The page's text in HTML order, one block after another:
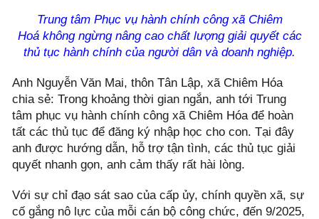
Trung tâm Phục vụ hành chính công xã Chiêm
Hoá không ngừng nâng cao chất lượng giải quyết các
thủ tục hành chính của người dân và doanh nghiệp.
Anh Nguyễn Văn Mai, thôn Tân Lập, xã Chiêm Hóa
chia sẻ: Trong khoảng thời gian ngắn, anh tới Trung
tâm phục vụ hành chính công xã Chiêm Hóa để hoàn
tất các thủ tục để đăng ký nhập học cho con. Tại đây
anh được hướng dẫn, hỗ trợ tận tình, các thủ tục giải
quyết nhanh gọn, anh cảm thấy rất hài lòng.
Với sự chỉ đạo sát sao của cấp ủy, chính quyền xã, sự
cố gắng nô lực của mỗi cán bộ công chức, đến 9/2025,